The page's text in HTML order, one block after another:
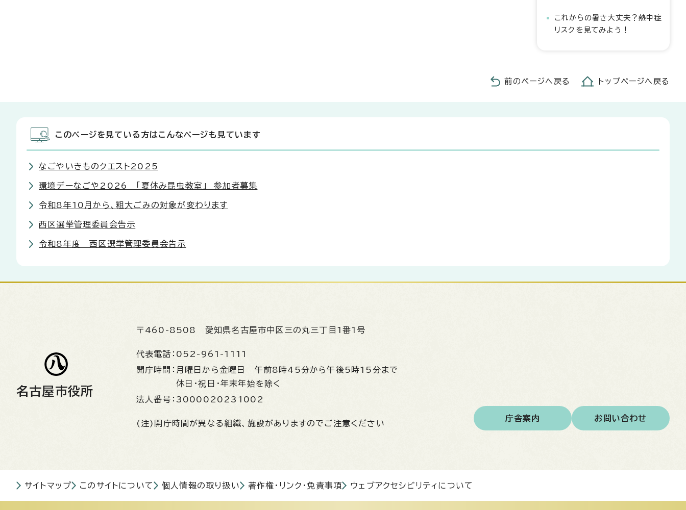
これからの暑さ大丈夫？熱中症
リスクを見てみよう！
前のページへ戻る トップページへ戻る
このページを見ている方はこんなページも見ています
なごやいきものクエスト2025
環境デーなごや2026 「夏休み昆虫教室」 参加者募集
令和8年10月から、粗大ごみの対象が変わります
西区選挙管理委員会告示
令和8年度 西区選挙管理委員会告示
名古屋市役所
〒460-8508 愛知県名古屋市中区三の丸三丁目1番1号
代表電話： 052-961-1111
開庁時間： 月曜日から金曜日 午前8時45分から午後5時15分まで
休日・祝日・年末年始を除く
法人番号： 3000020231002
(注)開庁時間が異なる組織、施設がありますのでご注意ください
庁舎案内 お問い合わせ
サイトマップ このサイトについて 個人情報の取り扱い 著作権・リンク・免責事項 ウェブアクセシビリティについて